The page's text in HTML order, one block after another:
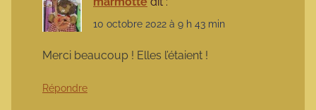
10 octobre 2022 à 9 h 43 min
Merci beaucoup ! Elles l’étaient !
Répondre